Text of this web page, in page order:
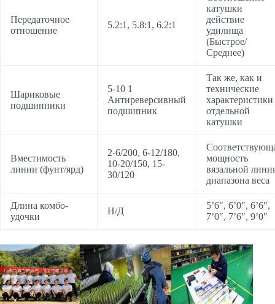
Передаточное
отношение
5.2:1, 5.8:1, 6.2:1
катушки
действие
удилища
(Быстрое/
Среднее)
Шариковые
подшипники
5-10 1
Антиреверсивный
подшипник
Так же, как и
технические
характеристики
отдельной
катушки
Вместимость
линии (фунт/ярд)
2-6/200, 6-12/180,
10-20/150, 15-
30/120
мощность
вязальной
диапазона веса
Длина комбо-
удочки
Н/Д
5’6″, 6’0″, 6’6″,
7’0″, 7’6″, 9’0″